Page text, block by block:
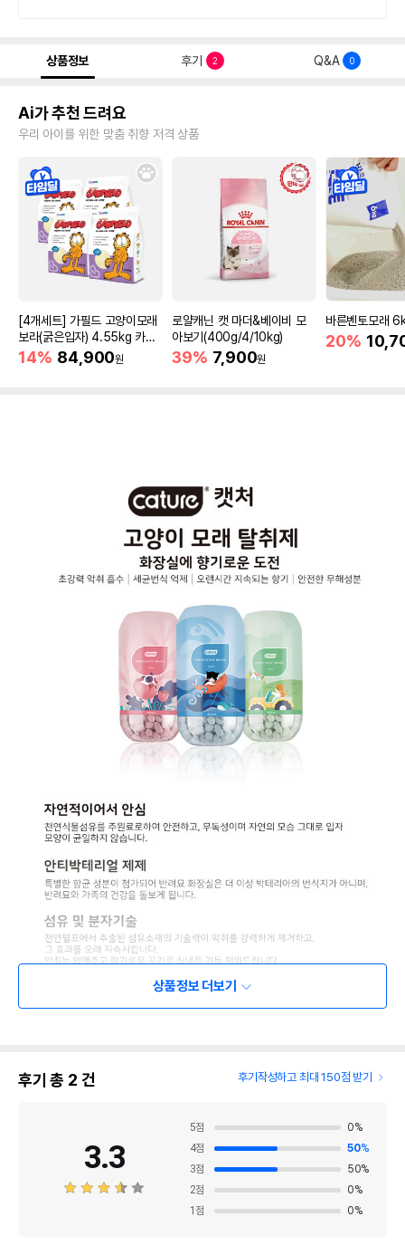
상품정보 후기 2 Q&A 0
Ai가 추천 드려요
우리 아이를 위한 맞춤 취향 저격 상품
[4개세트] 가필드 고양이모래
보라(굵은입자) 4.55kg 카사
바모래
14% 84,900원
로얄캐닌 캣 마더&베이비 모
아보기(400g/4/10kg)
39% 7,900원
바른벤토모래
20%
상품정보 더보기
후기 총 2 건 후기작성하고 최대 150점 받기
3.3
5점 0%
4점 50%
3점 50%
2점 0%
1 점 0%